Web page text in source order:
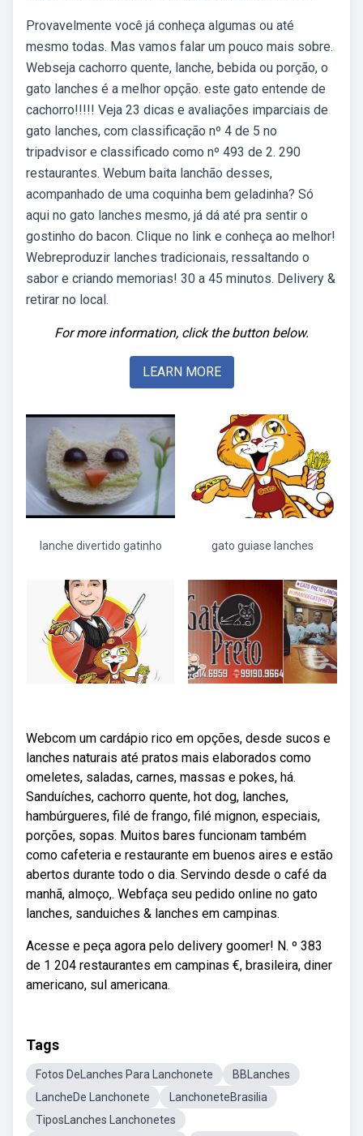
Provavelmente você já conheça algumas ou até
mesmo todas. Mas vamos falar um pouco mais sobre.
Webseja cachorro quente, lanche, bebida ou porção, o
gato lanches é a melhor opção. este gato entende de
cachorro!!!!! Veja 23 dicas e avaliações imparciais de
gato lanches, com classificação nº 4 de 5 no
tripadvisor e classificado como nº 493 de 2. 290
restaurantes. Webum baita lanchão desses,
acompanhado de uma coquinha bem geladinha? Só
aqui no gato lanches mesmo, já dá até pra sentir o
gostinho do bacon. Clique no link e conheça ao melhor!
Webreproduzir lanches tradicionais, ressaltando o
sabor e criando memorias! 30 a 45 minutos. Delivery &
retirar no local.
For more information, click the button below.
LEARN MORE
lanche divertido gatinho gato guiase lanches
Webcom um cardápio rico em opções, desde sucos e
lanches naturais até pratos mais elaborados como
omeletes, saladas, carnes, massas e pokes, há.
Sanduíches, cachorro quente, hot dog, lanches,
hambúrgueres, filé de frango, filé mignon, especiais,
porções, sopas. Muitos bares funcionam também
como cafeteria e restaurante em buenos aires e estão
abertos durante todo o dia. Servindo desde o café da
manhã, almoço,. Webfaça seu pedido online no gato
lanches, sanduiches & lanches em campinas.
Acesse e peça agora pelo delivery goomer! N. º 383
de 1 204 restaurantes em campinas €, brasileira, diner
americano, sul americana.
Tags
Fotos DeLanches Para Lanchonete
BBLanches
LancheDe Lanchonete
LanchoneteBrasilia
TiposLanches Lanchonetes